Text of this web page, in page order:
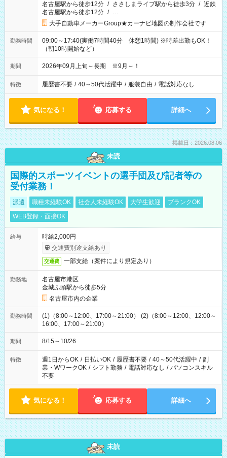
名古屋駅から徒歩12分 / ささしまライブ駅から徒歩3分 / 近鉄
名古屋駅から徒歩12分 / …
大手自動車メーカーGroup★カーナビ地図の制作会社です
勤務時間
09:00～17:40(実働7時間40分 休憩1時間) ※時差出勤もOK！
（朝10時開始など）
期間 2026年09月上旬～長期 ※9月～！
特徴 履歴書不要 / 40～50代活躍中 / 服装自由 / 電話対応なし
気になる！ 応募する 詳細へ
掲載日：2026.08.06
未読
国際的スポーツイベントの選手団及び記者等の
受付業務！
派遣 職種未経験OK 社会人未経験OK 大学生歓迎
ブランクOK
WEB登録・面接OK
給与
時給2,000円
交通費別途支給あり
交通費 一部支給（案件により規定あり）
勤務地
名古屋市港区
金城ふ頭駅から徒歩5分
名古屋市内の企業
勤務時間
(1)（8:00～12:00、17:00～21:00） (2)（8:00～12:00、12:00～
16:00、17:00～21:00）
期間 8/15～10/26
特徴 週1日からOK / 日払いOK / 履歴書不要 / 40～50代活躍中 / 副
業・WワークOK / シフト勤務 / 電話対応なし / パソコンスキル
不要
気になる！ 応募する 詳細へ
未読